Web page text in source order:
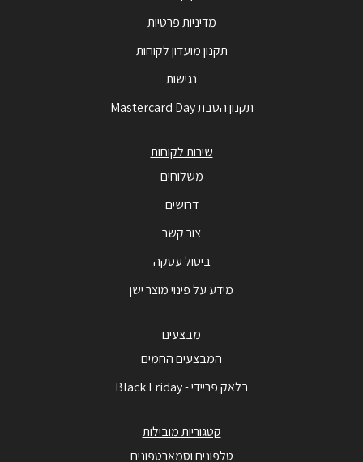
מדיניות פרטיות
תקנון מועדון לקוחות
נגישות
תקנון הטבת Mastercard Day
שירות לקוחות
משלוחים
דרושים
צור קשר
ביטול עסקה
מידע על פינוי מוצר ישן
מבצעים
המבצעים החמים
בלאק פריידי - Black Friday
קטגוריות מובילות
טלפונים וסמארטפונים